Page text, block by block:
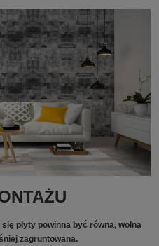
płyty powinna być równa, wolna
zagruntowana.